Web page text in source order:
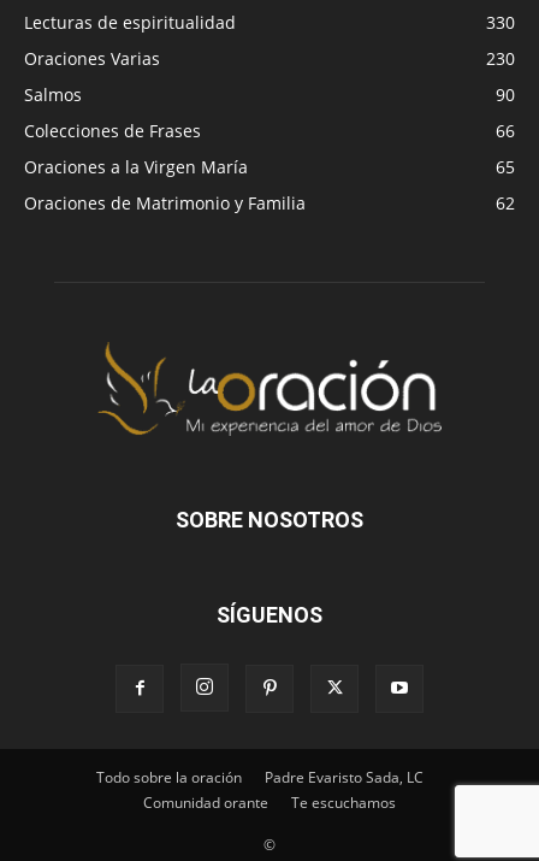
Lecturas de espiritualidad
330
Oraciones Varias
230
Salmos
90
Colecciones de Frases
66
Oraciones a la Virgen María
65
Oraciones de Matrimonio y Familia
62
SOBRE NOSOTROS
SÍGUENOS
Todo sobre la oración
Padre Evaristo Sada, LC
Comunidad orante
Te escuchamos
©